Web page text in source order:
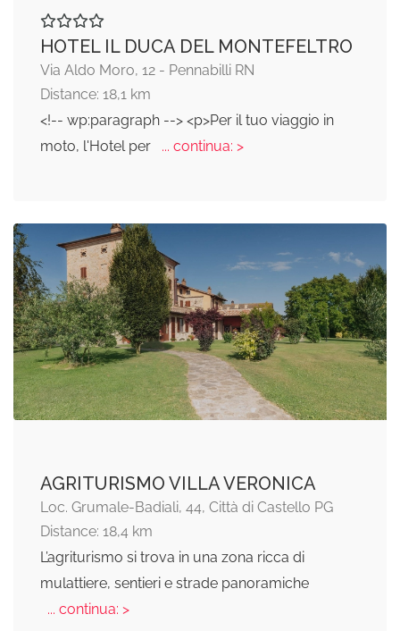
HOTEL IL DUCA DEL MONTEFELTRO
Via Aldo Moro, 12 - Pennabilli RN
Distance: 18,1 km
<!-- wp:paragraph --> <p>Per il tuo viaggio in
moto, l'Hotel per
... continua: >
AGRITURISMO VILLA VERONICA
Loc. Grumale-Badiali, 44, Città di Castello PG
Distance: 18,4 km
L’agriturismo si trova in una zona ricca di
mulattiere, sentieri e strade panoramiche
... continua: >